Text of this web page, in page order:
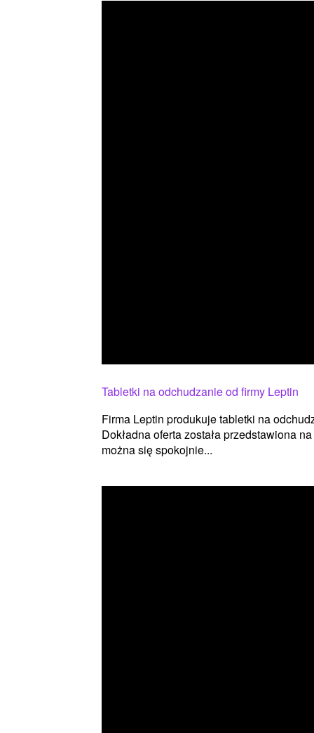
Tabletki na odchudzanie od firmy Leptin
Firma Leptin produkuje tabletki na
Dokładna oferta została przedstawiona
można się spokojnie...